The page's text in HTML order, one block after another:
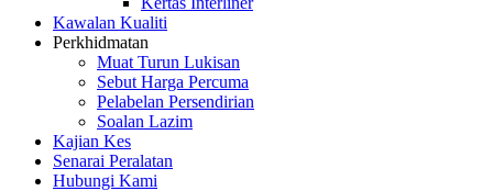
Kawalan Kualiti
Perkhidmatan
Muat Turun Lukisan
Sebut Harga Percuma
Pelabelan Persendirian
Soalan Lazim
Kajian Kes
Senarai Peralatan
Hubungi Kami